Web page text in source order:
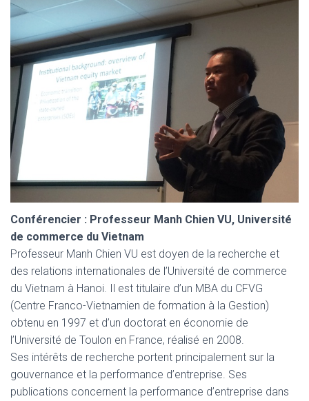
Conférencier : Professeur Manh Chien VU, Université
de commerce du Vietnam
Professeur Manh Chien VU est doyen de la recherche et
des relations internationales de l’Université de commerce
du Vietnam à Hanoi. Il est titulaire d’un MBA du CFVG
(Centre Franco-Vietnamien de formation à la Gestion)
obtenu en 1997 et d’un doctorat en économie de
l’Université de Toulon en France, réalisé en 2008.
Ses intérêts de recherche portent principalement sur la
gouvernance et la performance d’entreprise. Ses
publications concernent la performance d’entreprise dans